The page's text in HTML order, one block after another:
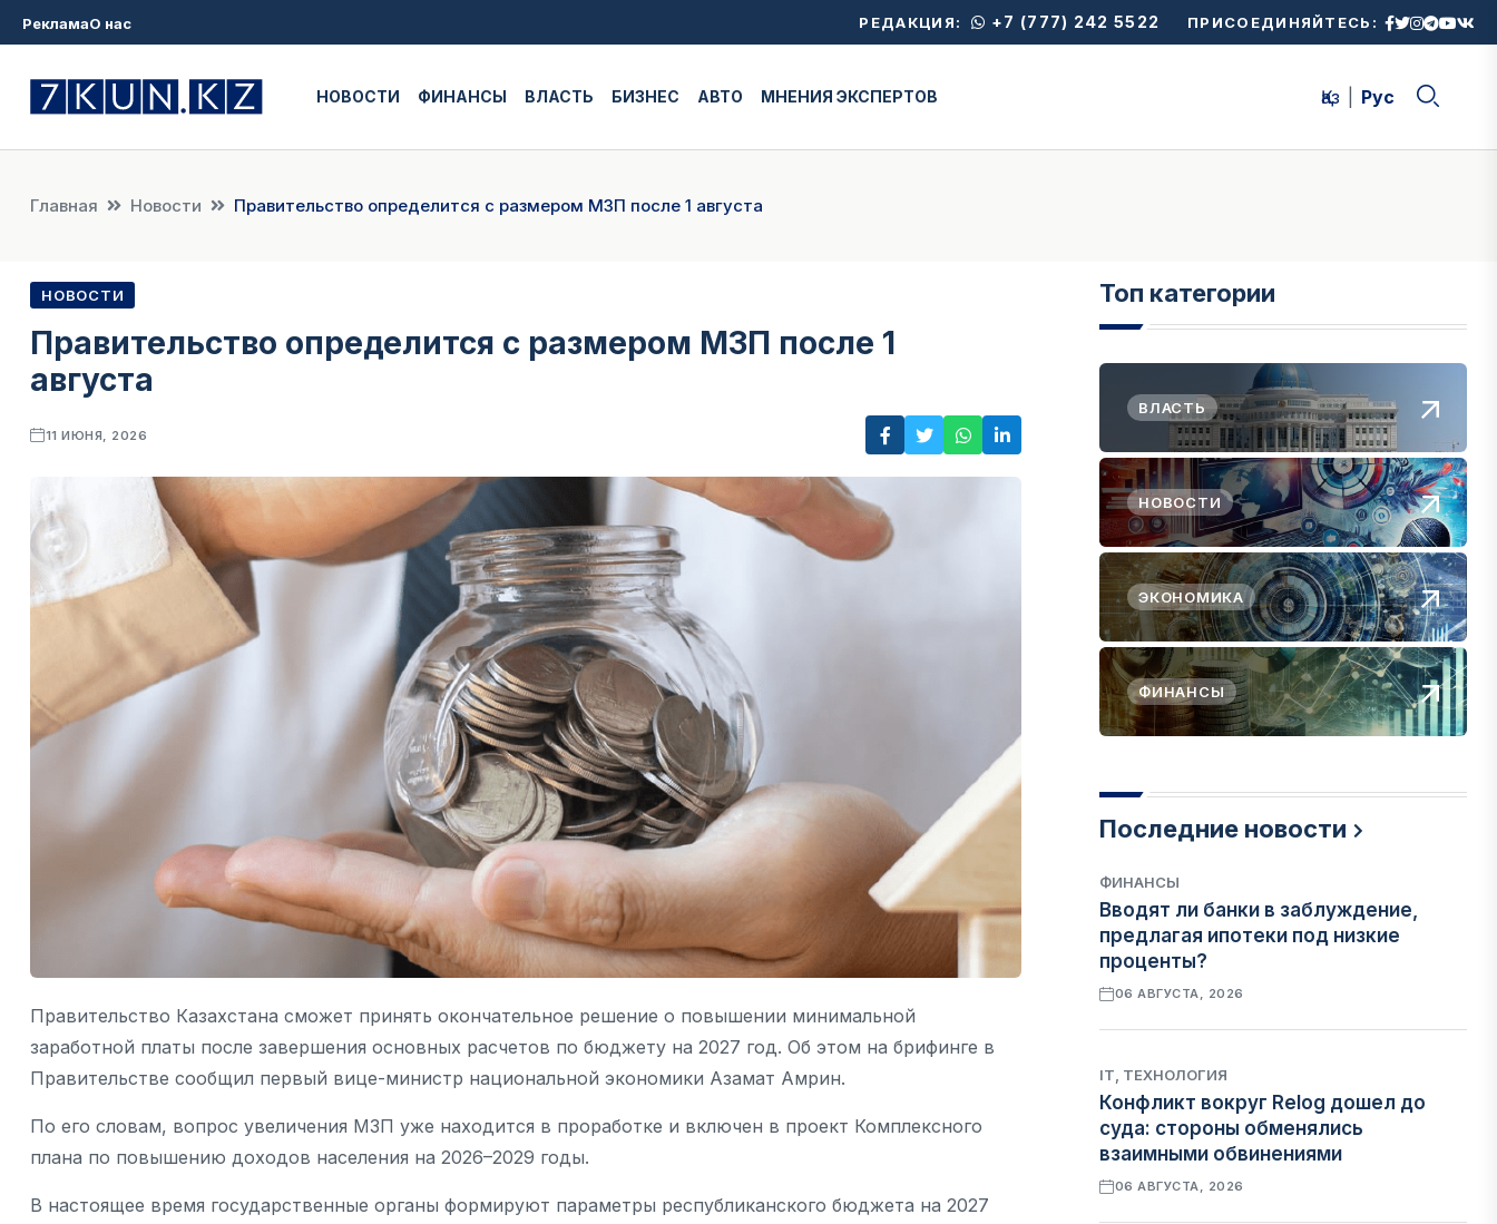
РекламаО нас РЕДАКЦИЯ: +7 (777) 242 5522 ПРИСОЕДИНЯЙТЕСЬ:
НОВОСТИ ФИНАНСЫ ВЛАСТЬ БИЗНЕС АВТО МНЕНИЯ ЭКСПЕРТОВ Қаз Рус
Главная Новости Правительство определится с размером МЗП после 1 августа
НОВОСТИ
Правительство определится с размером МЗП после 1
августа
11 ИЮНЯ, 2026
Правительство Казахстана сможет принять окончательное решение о повышении минимальной
заработной платы после завершения основных расчетов по бюджету на 2027 год. Об этом на брифинге в
Правительстве сообщил первый вице-министр национальной экономики Азамат Амрин.
По его словам, вопрос увеличения МЗП уже находится в проработке и включен в проект Комплексного
плана по повышению доходов населения на 2026–2029 годы.
В настоящее время государственные органы формируют параметры республиканского бюджета на 2027
Топ категории
ВЛАСТЬ
НОВОСТИ
ЭКОНОМИКА
ФИНАНСЫ
Последние новости
ФИНАНСЫ
Вводят ли банки в заблуждение,
предлагая ипотеки под низкие
проценты?
06 АВГУСТА, 2026
IT, ТЕХНОЛОГИЯ
Конфликт вокруг Relog дошел до
суда: стороны обменялись
взаимными обвинениями
06 АВГУСТА, 2026